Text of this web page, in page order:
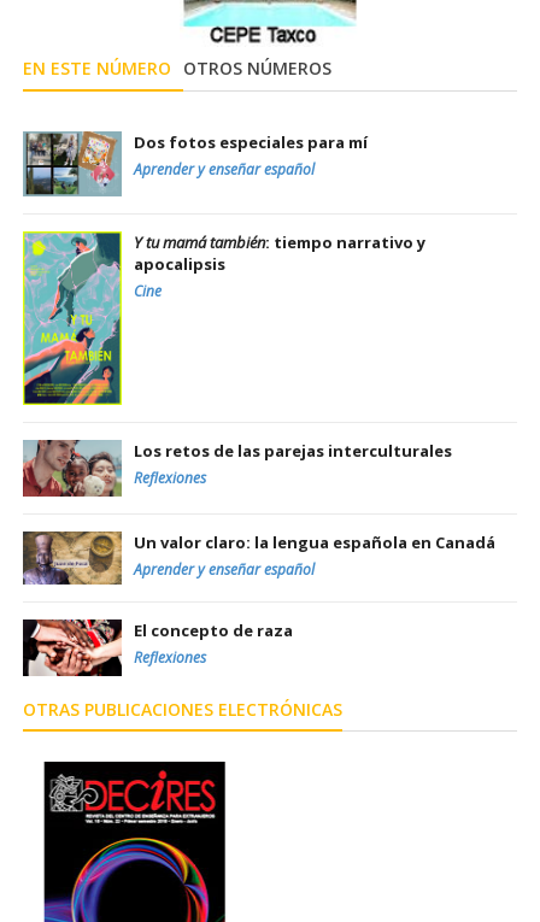
EN ESTE NÚMERO OTROS NÚMEROS
Dos fotos especiales para mí
Aprender y enseñar español
Y tu mamá también: tiempo narrativo y
apocalipsis
Cine
Los retos de las parejas interculturales
Reflexiones
Un valor claro: la lengua española en Canadá
Aprender y enseñar español
El concepto de raza
Reflexiones
OTRAS PUBLICACIONES ELECTRÓNICAS